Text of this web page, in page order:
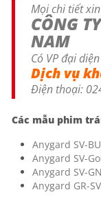
Mọi chi tiết
CÔNG
NAM
Có VP đại
Dịch vụ
Điện thoại:
Các mẫu phim
Anygard SV-BU
Anygard SV-
Anygard SV-
Anygard GR-